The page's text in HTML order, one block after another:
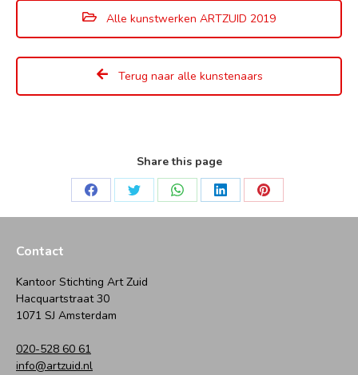
Alle kunstwerken ARTZUID 2019
Terug naar alle kunstenaars
Share this page
Deel
Deel
Deel
Deel
Deel
Contact
Kantoor Stichting Art Zuid
Hacquartstraat 30
1071 SJ Amsterdam
020-528 60 61
info@artzuid.nl